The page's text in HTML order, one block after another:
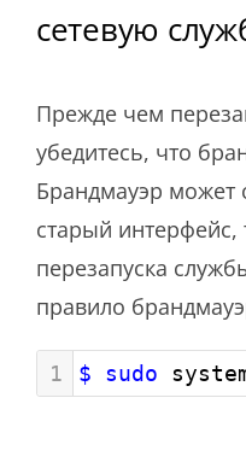
сетевую
Прежде чем
убедитесь, что
Брандмауэр может
старый интерфейс,
перезапуска
правило
1 $ sudo